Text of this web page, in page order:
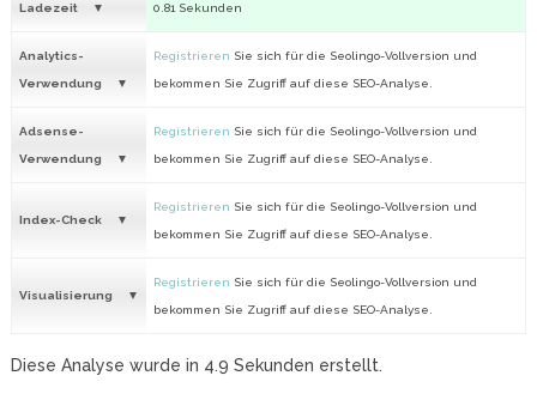
Ladezeit 0.81 Sekunden
Analytics-
Verwendung
Registrieren Sie sich für die Seolingo-Vollversion und
bekommen Sie Zugriff auf diese SEO-Analyse.
Adsense-
Verwendung
Registrieren Sie sich für die Seolingo-Vollversion und
bekommen Sie Zugriff auf diese SEO-Analyse.
Index-Check
Registrieren Sie sich für die Seolingo-Vollversion und
bekommen Sie Zugriff auf diese SEO-Analyse.
Visualisierung
Registrieren Sie sich für die Seolingo-Vollversion und
bekommen Sie Zugriff auf diese SEO-Analyse.
Diese Analyse wurde in 4.9 Sekunden erstellt.